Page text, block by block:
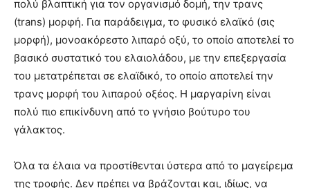
πολύ βλαπτική για τον οργανισμό δομή, την τρανς
(trans) μορφή. Για παράδειγμα, το φυσικό ελαϊκό (σις
μορφή), μονοακόρεστο λιπαρό οξύ, το οποίο αποτελεί το
βασικό συστατικό του ελαιολάδου, με την επεξεργασία
του μετατρέπεται σε ελαϊδικό, το οποίο αποτελεί την
τρανς μορφή του λιπαρού οξέος. Η μαργαρίνη είναι
πολύ πιο επικίνδυνη από το γνήσιο βούτυρο του
γάλακτος.
Όλα τα έλαια να προστίθενται ύστερα από το μαγείρεμα
της τροφής. Δεν πρέπει να βράζονται και, ιδίως, να